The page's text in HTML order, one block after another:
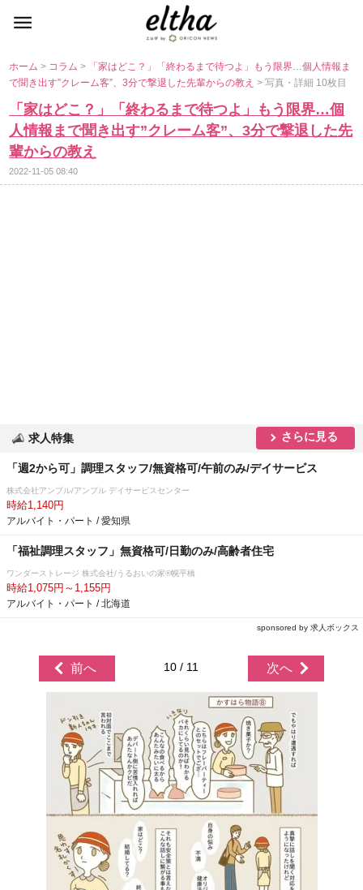
ホーム> コラム>
「家はどこ？」「終わるまで待つよ」もう限界…個人情報ま
で聞き出す”クレーム客”、3分で撃退した先輩からの教え> 写真・詳細 10枚目
「家はどこ？」「終わるまで待つよ」もう限界…個
人情報まで聞き出す”クレーム客”、3分で撃退した先
輩からの教え
2022-11-05 08:40
求人特集 さらに見る
「週2から可」調理スタッフ/無資格可/午前のみ/デイサービス
株式会社アンプル/アンプル デイサービスセンター
時給1,140円
アルバイト・パート / 愛知県
「福祉調理スタッフ」無資格可/日勤のみ/高齢者住宅
ワンダーストレージ 株式会社/うるおいの家®幌平橋
時給1,075円～1,155円
アルバイト・パート / 北海道
sponsored by 求人ボックス
前へ 10 / 11 次へ